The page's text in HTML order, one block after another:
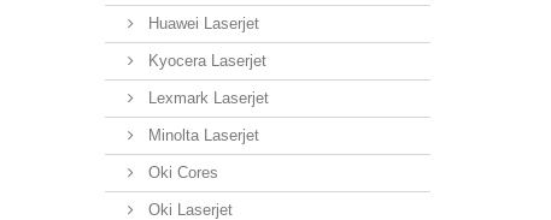
Huawei Laserjet
Kyocera Laserjet
Lexmark Laserjet
Minolta Laserjet
Oki Cores
Oki Laserjet